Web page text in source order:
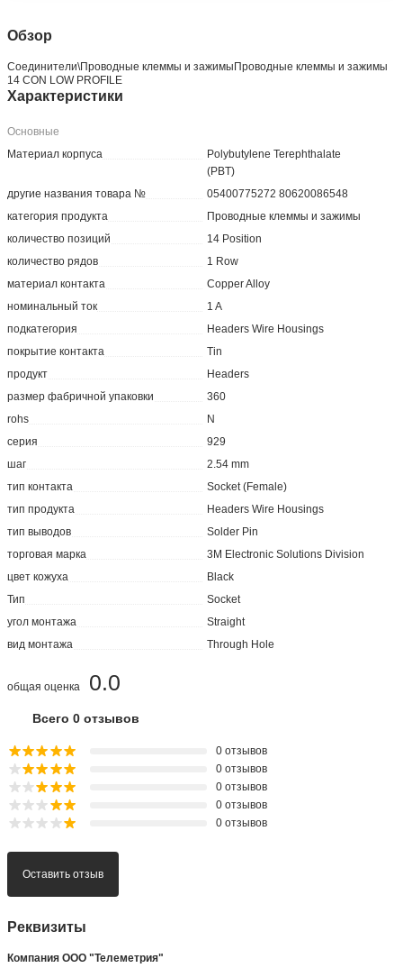
Обзор
Соединители\Проводные клеммы и зажимыПроводные клеммы и зажимы
14 CON LOW PROFILE
Характеристики
Основные
Материал корпуса
Polybutylene Terephthalate
(PBT)
другие названия товара №
05400775272 80620086548
категория продукта
Проводные клеммы и зажимы
количество позиций
14 Position
количество рядов
1 Row
материал контакта
Copper Alloy
номинальный ток
1 A
подкатегория
Headers Wire Housings
покрытие контакта
Tin
продукт
Headers
размер фабричной упаковки
360
rohs
N
серия
929
шаг
2.54 mm
тип контакта
Socket (Female)
тип продукта
Headers Wire Housings
тип выводов
Solder Pin
торговая марка
3M Electronic Solutions Division
цвет кожуха
Black
Тип
Socket
угол монтажа
Straight
вид монтажа
Through Hole
0.0
общая оценка
Всего 0 отзывов
0 отзывов
0 отзывов
0 отзывов
0 отзывов
0 отзывов
Оставить отзыв
Реквизиты
Компания ООО "Телеметрия"